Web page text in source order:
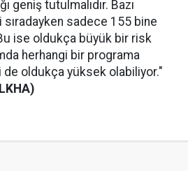
geniş tutulmalıdır. Bazı
sadece 155 bine
ise oldukça büyük bir risk
herhangi bir programa
oldukça yüksek olabiliyor."